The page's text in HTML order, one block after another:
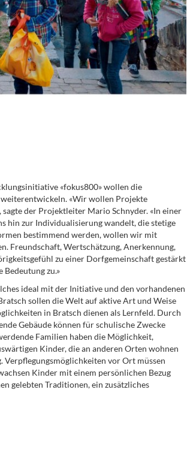
«fokus800» wollen die
«Wir wollen Projekte
der Projektleiter Mario Schnyder. «In einer
hin zur Individualisierung wandelt, die stetige
bestimmend werden, wollen wir mit
Freundschaft, Wertschätzung, Anerkennung,
zu einer Dorfgemeinschaft gestärkt
zu.»
ideal mit der Initiative und den vorhandenen
sollen die Welt auf aktive Art und Weise
in Bratsch dienen als Lernfeld. Durch
Gebäude können für schulische Zwecke
Familien haben die Möglichkeit,
Kinder, die an anderen Orten wohnen
Verpflegungsmöglichkeiten vor Ort müssen
Kinder mit einem persönlichen Bezug
gelebten Traditionen, ein zusätzliches